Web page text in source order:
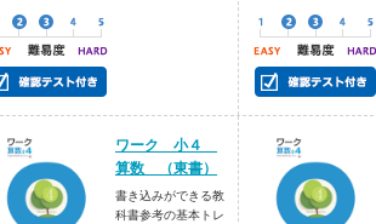
ワーク 小４
算数 （東書）
書き込みができる教
科書参考の基本トレ